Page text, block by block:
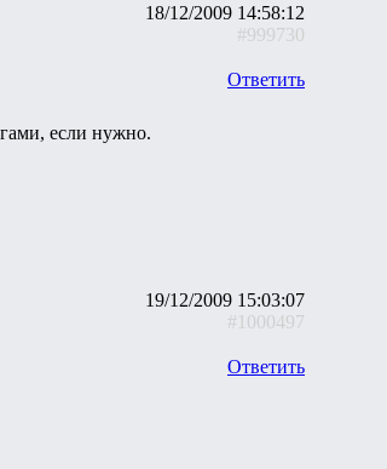
18/12/2009 14:58:12
#999730
Ответить
если нужно.
19/12/2009 15:03:07
#1000497
Ответить